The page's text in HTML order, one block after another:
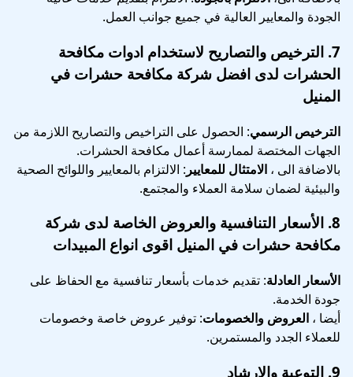
الجودة والمعايير العالية في جميع جوانب العمل.
7. الترخيص والتصاريح لاستخدام ادوات مكافحة
الحشرات لدى افضل شركة مكافحة حشرات في
المنيل
الترخيص الرسمي: الحصول على التراخيص والتصاريح اللازمة من
الجهات المختصة لممارسة أعمال مكافحة الحشرات.
بالاضافة الى ، الامتثال للمعايير : الالتزام بالمعايير واللوائح الصحية
والبيئية لضمان سلامة العملاء والمجتمع.
8. الأسعار التنافسية والعروض الخاصة لدى شركة
مكافحة حشرات في المنيل اقوى انواع المبيدات
الأسعار العادلة: تقديم خدمات بأسعار تنافسية مع الحفاظ على
جودة الخدمة.
أيضا ، العروض والخصومات: توفير عروض خاصة وخصومات
للعملاء الجدد والمستمرين.
9. التوعية والإرشاد